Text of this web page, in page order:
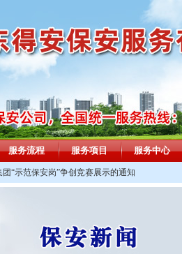
服务流程 服务项目 服务中心
团“示范保安岗”争创竞赛展示的通知